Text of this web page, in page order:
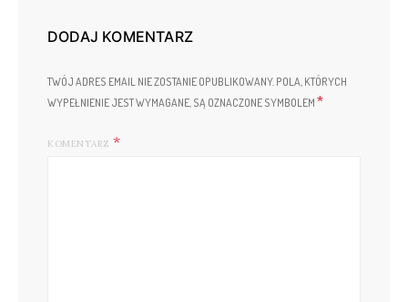
DODAJ KOMENTARZ
TWÓJ ADRES EMAIL NIE ZOSTANIE OPUBLIKOWANY. POLA, KTÓRYCH
WYPEŁNIENIE JEST WYMAGANE, SĄ OZNACZONE SYMBOLEM *
KOMENTARZ